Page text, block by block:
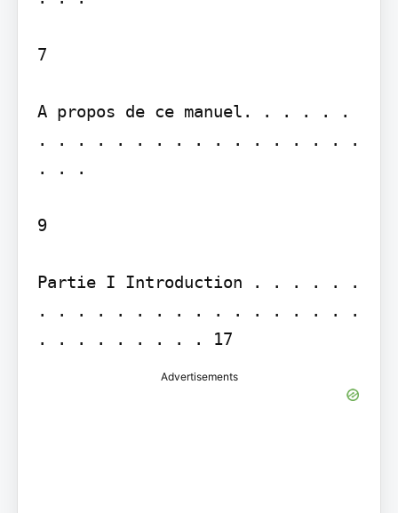
7
A propos de ce manuel. . . . . .
. . . . . . . . . . . . . . . . .
. . .
9
Partie I Introduction . . . . . .
. . . . . . . . . . . . . . . . .
Advertisements